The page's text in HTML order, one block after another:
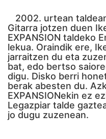
2002. urtean
Gitarra jotzen duen
EXPANSION taldeko
lekua. Oraindik ere,
jarraitzen du eta
bat, edo bertso
digu. Disko berri
berak abesten du.
EXPANSIONekin ez
Legazpiar talde
jo dugu zuzenean.